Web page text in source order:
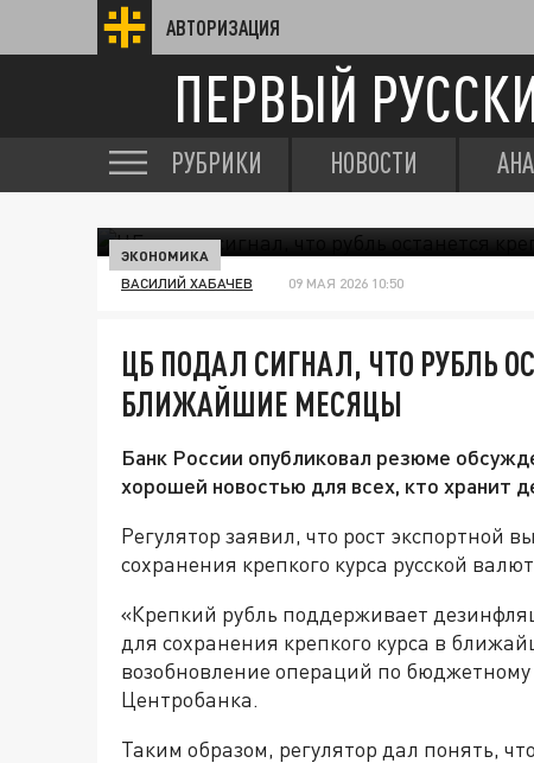
АВТОРИЗАЦИЯ
ПЕРВЫЙ
РУБРИКИ НОВОСТИ
ЭКОНОМИКА
ВАСИЛИЙ ХАБАЧЕВ 09 МАЯ 2026 10:50
ЦБ ПОДАЛ СИГНАЛ, ЧТО РУБЛЬ
БЛИЖАЙШИЕ МЕСЯЦЫ
Банк России опубликовал резюме
хорошей новостью для всех, кто хранит
Регулятор заявил, что рост экспортной
сохранения крепкого курса русской
«Крепкий рубль поддерживает
для сохранения крепкого курса в
возобновление операций по
Центробанка.
Таким образом, регулятор дал понять,